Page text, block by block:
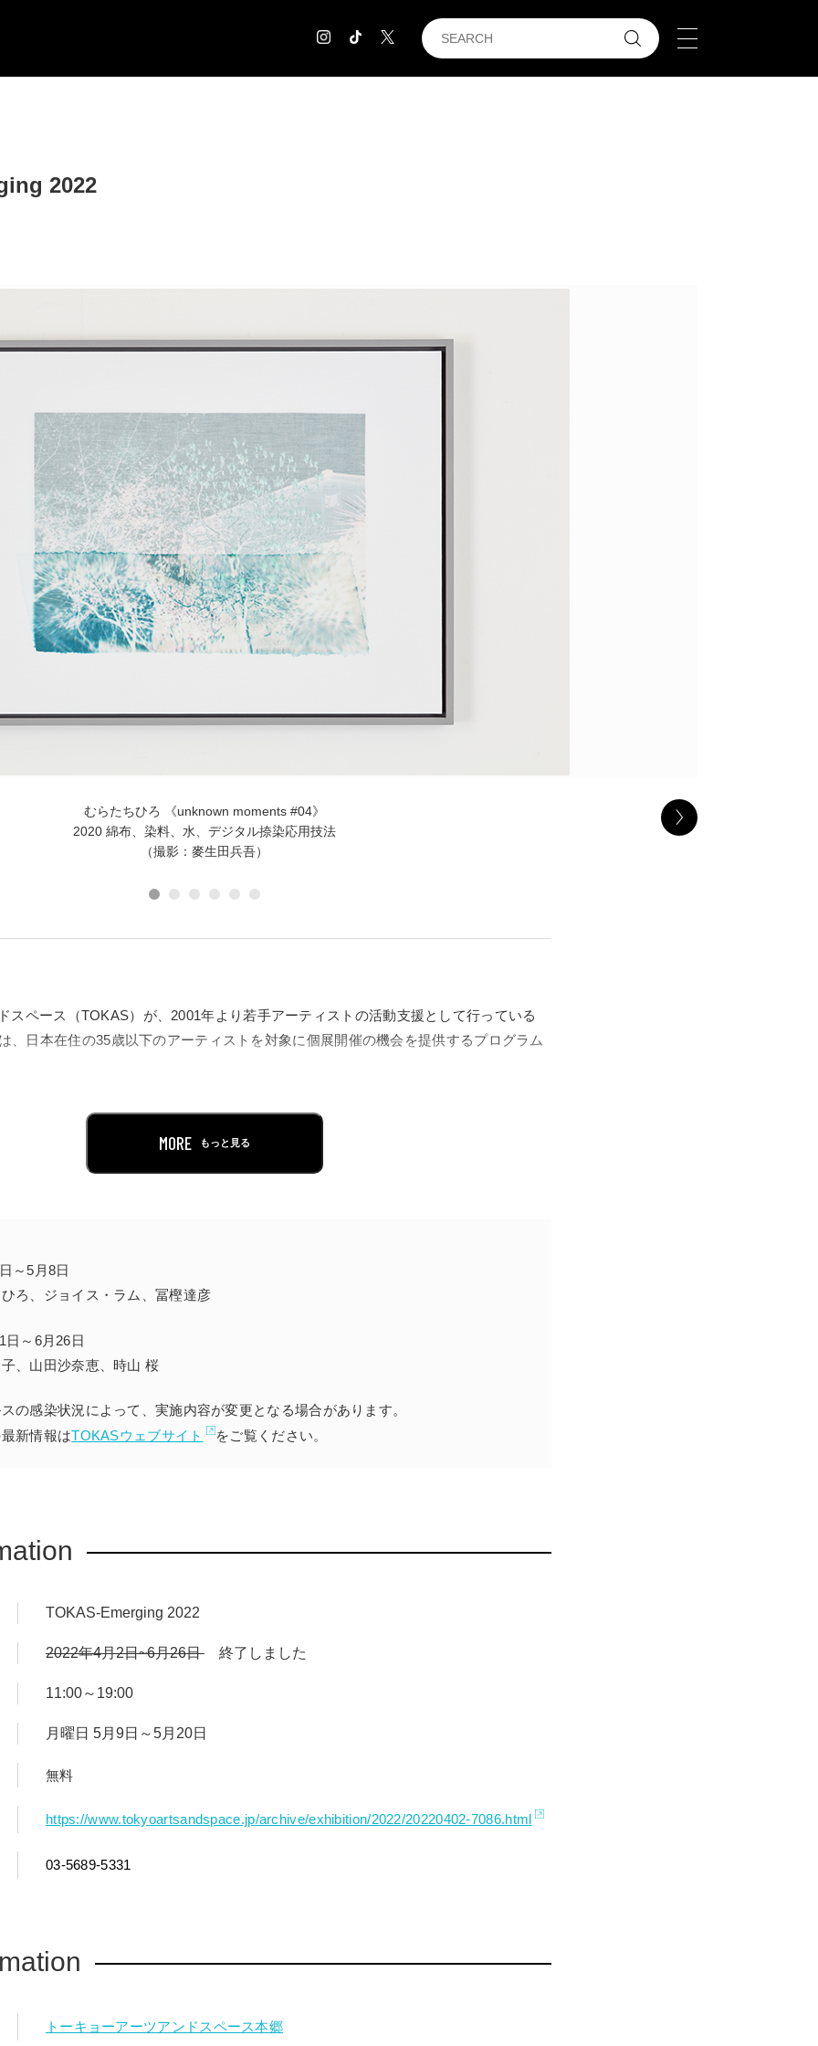
POLICY COMPANY
2022
むらたちひろ 《unknown moments #04》
2020 綿布、染料、水、デジタル捺染応用技法
（撮影：麥生田兵吾）
スペース（TOKAS）が、2001年より若手アーティストの活動支援として行っている
、日本在住の35歳以下のアーティストを対象に個展開催の機会を提供するプログラム
インスタレーションなど、多様なジャンルにまたがる新進気鋭のアーティストたちに
から6月まで2会期にわたり実施します。また、各会期中には審査員をゲストに招き、
ベントを予定しています。
MORE もっと見る
～5月8日
ろ、ジョイス・ラム、冨樫達彦
日～6月26日
、山田沙奈恵、時山 桜
の感染状況によって、実施内容が変更となる場合があります。
新情報はTOKASウェブサイト をご覧ください。
TOKAS-Emerging 2022
2022年4月2日~6月26日 終了しました
11:00～19:00
月曜日 5月9日～5月20日
無料
https://www.tokyoartsandspace.jp/archive/exhibition/2022/20220402-7086.html
03-5689-5331
トーキョーアーツアンドスペース本郷